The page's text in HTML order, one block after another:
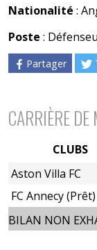
Nationalité :
Poste :
Partager
CARRIÈRE
CLUBS
Aston Villa FC
FC Annecy (Prêt)
BILAN NON